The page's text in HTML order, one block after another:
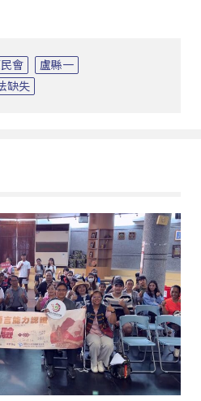
會
盧縣一
缺失